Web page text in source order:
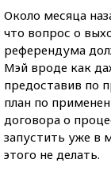
Около месяца
что вопрос о
референдума
Мэй вроде как
предоставив по
план по
договора о
запустить уже в
этого не делать.